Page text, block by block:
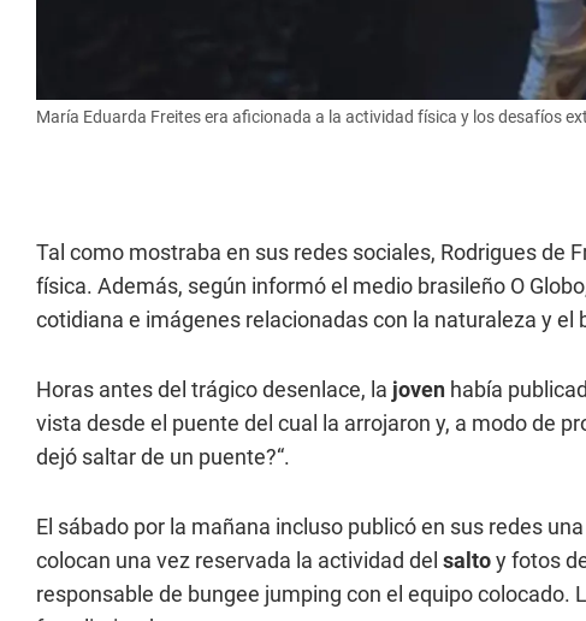
María Eduarda Freites era aficionada a la actividad física y los desafíos
Tal como mostraba en sus redes sociales, Rodrigues de
física. Además, según informó el medio brasileño O
cotidiana e imágenes relacionadas con la naturaleza y el
Horas antes del trágico desenlace, la joven había
vista desde el puente del cual la arrojaron y, a modo de
dejó saltar de un puente?“.
El sábado por la mañana incluso publicó en sus redes
colocan una vez reservada la actividad del saltoy fotos
responsable de bungee jumping con el equipo colocado.